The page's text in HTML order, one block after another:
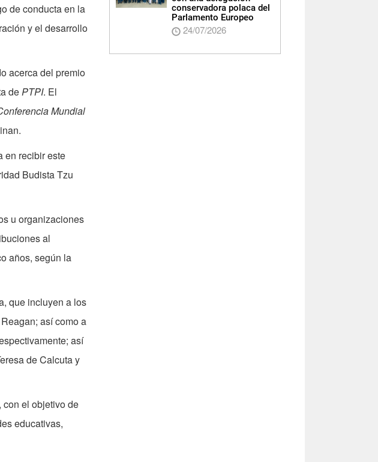
de conducta en la
y el desarrollo
acerca del premio
dePTPI. El
Mundial
en recibir este
Budista Tzu
u organizaciones
al
años, según la
que incluyen a los
así como a
así
de Calcuta y
el objetivo de
educativas,
conservadora polaca del
Parlamento Europeo
24/07/2026